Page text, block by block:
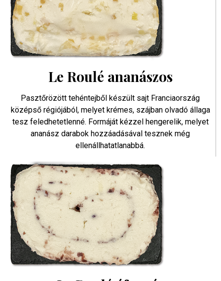
Le Roulé ananászos
Pasztőrözött tehéntejből készült sajt Franciaország
középső régiójából, melyet krémes, szájban olvadó állaga
tesz feledhetetlenné. Formáját kézzel hengerelik, melyet
ananász darabok hozzáadásával tesznek még
ellenállhatatlanabbá.